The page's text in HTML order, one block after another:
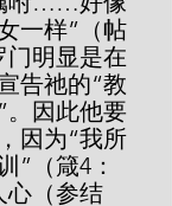
一样”（帖
门明显是在
告祂的“教
。因此他要
因为“我所
”（箴4：
心（参结